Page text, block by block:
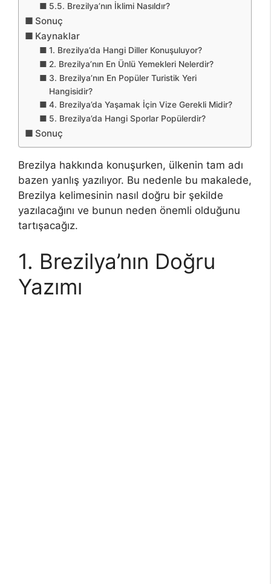
5.5. Brezilya’nın İklimi Nasıldır?
Sonuç
Kaynaklar
1. Brezilya’da Hangi Diller Konuşuluyor?
2. Brezilya’nın En Ünlü Yemekleri Nelerdir?
3. Brezilya’nın En Popüler Turistik Yeri
Hangisidir?
4. Brezilya’da Yaşamak İçin Vize Gerekli Midir?
5. Brezilya’da Hangi Sporlar Popülerdir?
Sonuç
Brezilya hakkında konuşurken, ülkenin tam adı
bazen yanlış yazılıyor. Bu nedenle bu makalede,
Brezilya kelimesinin nasıl doğru bir şekilde
yazılacağını ve bunun neden önemli olduğunu
tartışacağız.
1. Brezilya’nın Doğru
Yazımı